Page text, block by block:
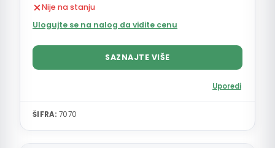
Nije na stanju
Ulogujte se na nalog da vidite cenu
SAZNAJTE VIŠE
Uporedi
ŠIFRA: 7070